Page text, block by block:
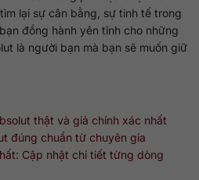
lại sự cân bằng, sự tinh tế trong
đồng hành yên tĩnh cho những
là người bạn mà bạn sẽ muốn giữ
thật và giả chính xác nhất
đúng chuẩn từ chuyên gia
Cập nhật chi tiết từng dòng